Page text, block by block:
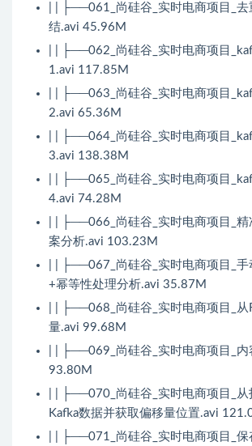
| | ├──061_尚硅谷_实时电商项目_去
结.avi 45.96M
| | ├──062_尚硅谷_实时电商项目
1.avi 117.85M
| | ├──063_尚硅谷_实时电商项目
2.avi 65.36M
| | ├──064_尚硅谷_实时电商项目
3.avi 138.38M
| | ├──065_尚硅谷_实时电商项目
4.avi 74.28M
| | ├──066_尚硅谷_实时电商项目_
案分析.avi 103.23M
| | ├──067_尚硅谷_实时电商项目_
+幂等性处理分析.avi 35.87M
| | ├──068_尚硅谷_实时电商项目_从
量.avi 99.68M
| | ├──069_尚硅谷_实时电商项目_内
93.80M
| | ├──070_尚硅谷_实时电商项目_从
Kafka数据并获取偏移量位置.avi
| | ├──071_尚硅谷_实时电商项目_保